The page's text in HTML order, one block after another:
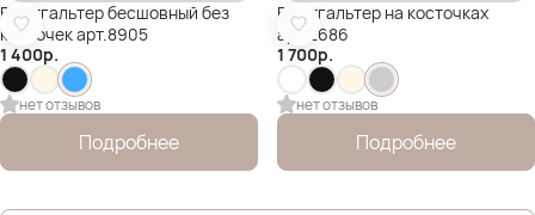
Бюстгальтер бесшовный без
косточек арт.8905
1 400р.
нет отзывов
Подробнее
Бюстгальтер на косточках
арт.2686
1 700р.
нет отзывов
Подробнее